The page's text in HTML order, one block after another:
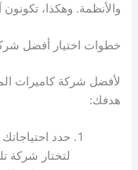
والأنظمة. وهكذا،
خطوات اختيار أفضل
لأفضل شركة كاميرات
هدفك:
حدد
لتختار شركة